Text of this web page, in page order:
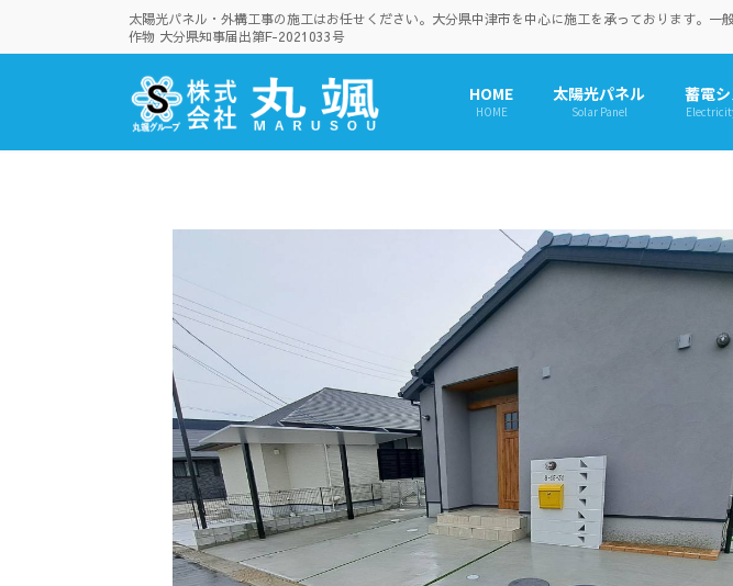
テ
ゲ
太陽光パネル・外構工事の施工はお任せください。大分県中津市を中心に施工を承っております。
作物 大分県知事届出第F-2021033号
HOME
HOME
太陽光パネル
Solar Panel
蓄電